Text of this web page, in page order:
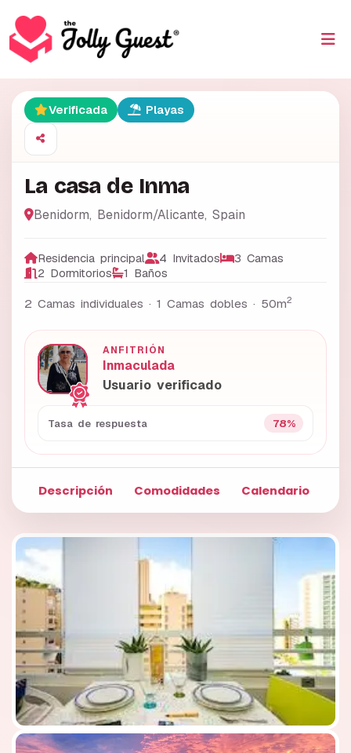
Verificada Playas
La casa de Inma
Benidorm, Benidorm/Alicante, Spain
Residencia principal 4 Invitados
3 Camas
2 Dormitorios
1 Baños
2 Camas individuales · 1 Camas dobles · 50m2
ANFITRIÓN
Inmaculada
Usuario verificado
Tasa de respuesta 78%
Descripción Comodidades Calendario